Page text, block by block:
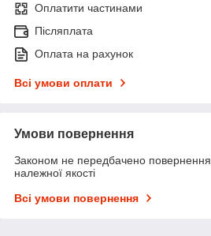
Оплатити частинами
Післяплата
Оплата на рахунок
Всі умови оплати
Умови повернення
Законом не передбачено повернення
належної якості
Всі умови повернення